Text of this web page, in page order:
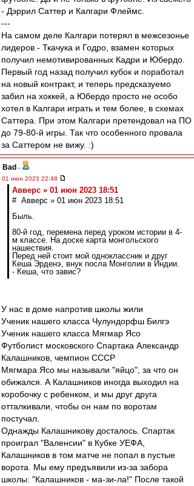
- Дэррил Саттер и Калгари Флеймс.
---
На самом деле Калгари потерял в межсезонье
лидеров - Ткачука и Годро, взамен которых
получил немотивированных Кадри и Юбердо.
Первый год назад получил кубок и поработал
на новый контракт, и теперь предсказуемо
забил на хоккей, а Юбердо просто не особо
хотел в Калгари играть и тем более, в схемах
Саттера. При этом Калгари претендовал на ПО
до 79-80-й игры. Так что особенного провала
за Саттером не вижу. :)
Bad -
01 июн 2023 22:48
Авверс » 01 июн 2023 18:51
# Авверс » 01 июн 2023 18:51
Быль.
80-й год, перемена перед уроком истории в 4-
м классе. На доске карта монгольского
нашествия.
Перед ней стоит мой одноклассник и друг
Кеша Эрденэ, внук посла Монголии в Индии.
- Кеша, что завис?
У нас в доме напротив школы жили
Ученик нашего класса Чулундорфш Билгэ
Ученик нашего класса Мягмар Ясо
Футболист московского Спартака Александр
Калашников, чемпион СССР
Мягмара Ясо мы называли "яйцо", за что он
обижался. А Калашников иногда выходил на
коробочку с ребенком, и мы друг друга
отталкивали, чтобы он нам по воротам
постучал.
Однажды Калашникову досталось. Спартак
проиграл "Валенсии" в Кубке УЕФА,
Калашников в том матче не попал в пустые
ворота. Мы ему предъявили из-за забора
школы: "Калашников - ма-зи-ла!" После такой